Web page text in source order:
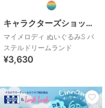
キャラクターズショップ ラフラフ
マイメロディ ぬいぐるみS パ
ステルドリームランド
¥3,630